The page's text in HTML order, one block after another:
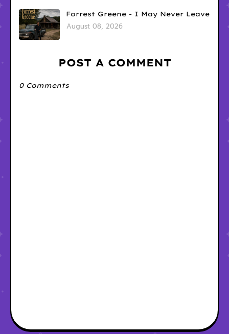
Forrest Greene - I May Never Leave
August 08, 2026
POST A COMMENT
0 Comments